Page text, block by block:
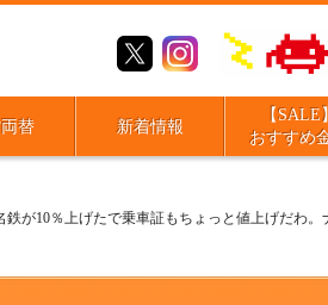
替 新着情報
【SALE】
おすすめ
が10％上げたで乗車証もちょっと値上げだわ